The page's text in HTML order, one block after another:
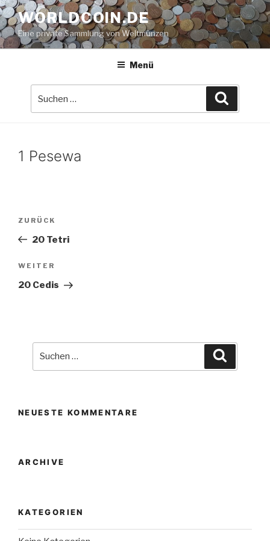
Zum
Inhalt
springen
WORLDCOIN.DE
Eine private Sammlung von Weltmünzen
Menü
1 Pesewa
Beitrags-
Vorheriger
Beitrag
ZURÜCK
20 Tetri
Nächster
Beitrag
WEITER
20 Cedis
NEUESTE KOMMENTARE
ARCHIVE
KATEGORIEN